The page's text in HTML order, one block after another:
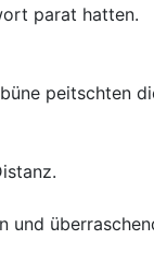
parat hatten.
peitschten
und